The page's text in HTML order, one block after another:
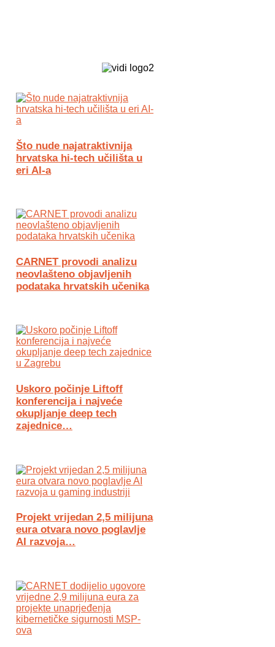
Što nude najatraktivnija
hrvatska hi-tech učilišta u
eri AI-a
CARNET provodi analizu
neovlašteno objavljenih
podataka hrvatskih učenika
Uskoro počinje Liftoff
konferencija i najveće
okupljanje deep tech
zajednice…
Projekt vrijedan 2,5 milijuna
eura otvara novo poglavlje
AI razvoja…